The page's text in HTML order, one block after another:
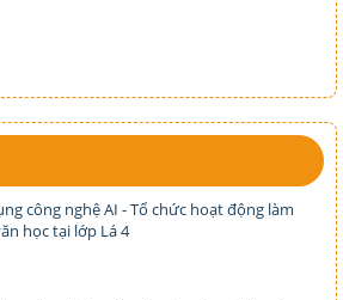
công nghệ AI - Tổ chức hoạt động làm
học tại lớp Lá 4